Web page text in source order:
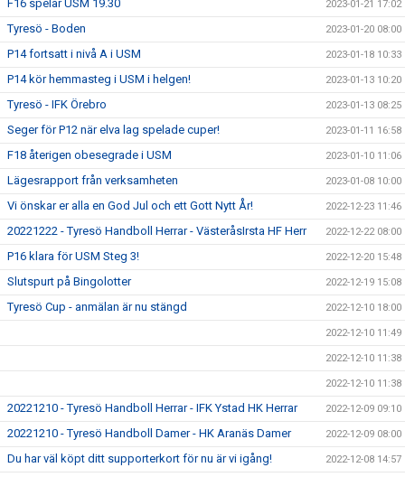
F16 spelar USM 19.30 2023-01-21 17:02
Tyresö - Boden 2023-01-20 08:00
P14 fortsatt i nivå A i USM 2023-01-18 10:33
P14 kör hemmasteg i USM i helgen! 2023-01-13 10:20
Tyresö - IFK Örebro 2023-01-13 08:25
Seger för P12 när elva lag spelade cuper! 2023-01-11 16:58
F18 återigen obesegrade i USM 2023-01-10 11:06
Lägesrapport från verksamheten 2023-01-08 10:00
Vi önskar er alla en God Jul och ett Gott Nytt År! 2022-12-23 11:46
20221222 - Tyresö Handboll Herrar - VästeråsIrsta HF Herr 2022-12-22 08:00
P16 klara för USM Steg 3! 2022-12-20 15:48
Slutspurt på Bingolotter 2022-12-19 15:08
Tyresö Cup - anmälan är nu stängd 2022-12-10 18:00
2022-12-10 11:49
2022-12-10 11:38
2022-12-10 11:38
20221210 - Tyresö Handboll Herrar - IFK Ystad HK Herrar 2022-12-09 09:10
20221210 - Tyresö Handboll Damer - HK Aranäs Damer 2022-12-09 08:00
Du har väl köpt ditt supporterkort för nu är vi igång! 2022-12-08 14:57